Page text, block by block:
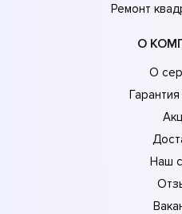
Ремонт
О
О
Наш